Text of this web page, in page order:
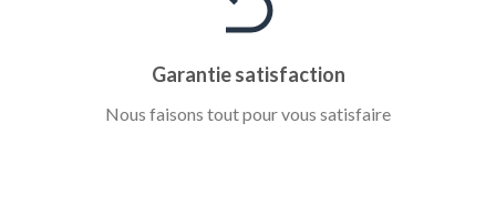
Garantie satisfaction
Nous faisons tout pour vous satisfaire